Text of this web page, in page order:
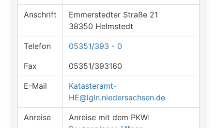
Anschrift
Emmerstedter Straße 21
38350 Helmstedt
Telefon 05351/393 - 0
Fax 05351/393160
E-Mail
Katasteramt-
HE@lgln.niedersachsen.de
Anreise
Anreise mit dem PKW: